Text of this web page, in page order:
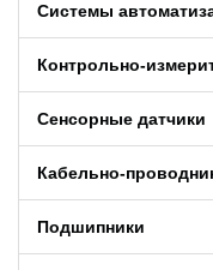
Системы
Контрольно-
Сенсорные датчики
Кабельно-
Подшипники